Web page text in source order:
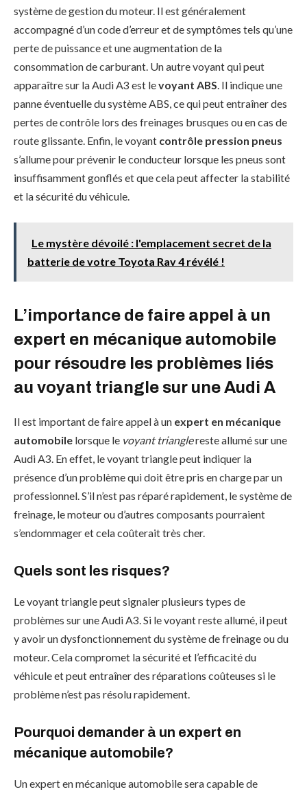
système de gestion du moteur. Il est généralement
accompagné d’un code d’erreur et de symptômes tels qu’une
perte de puissance et une augmentation de la
consommation de carburant. Un autre voyant qui peut
apparaître sur la Audi A3 est levoyant ABS. Il indique une
panne éventuelle du système ABS, ce qui peut entraîner des
pertes de contrôle lors des freinages brusques ou en cas de
route glissante. Enfin, le voyant contrôle pression pneus
s’allume pour prévenir le conducteur lorsque les pneus sont
insuffisamment gonflés et que cela peut affecter la stabilité
et la sécurité du véhicule.
Le mystère dévoilé : l'emplacement secret de la
batterie de votre Toyota Rav 4 révélé !
L’importance de faire appel à un
expert en mécanique automobile
pour résoudre les problèmes liés
au voyant triangle sur une Audi A
Il est important de faire appel à un expert en mécanique
automobile lorsque le voyant trianglereste allumé sur une
Audi A3. En effet, le voyant triangle peut indiquer la
présence d’un problème qui doit être pris en charge par un
professionnel. S’il n’est pas réparé rapidement, le système de
freinage, le moteur ou d’autres composants pourraient
s’endommager et cela coûterait très cher.
Quels sont les risques?
Le voyant triangle peut signaler plusieurs types de
problèmes sur une Audi A3. Si le voyant reste allumé, il peut
y avoir un dysfonctionnement du système de freinage ou du
moteur. Cela compromet la sécurité et l’efficacité du
véhicule et peut entraîner des réparations coûteuses si le
problème n’est pas résolu rapidement.
Pourquoi demander à un expert en
mécanique automobile?
Un expert en mécanique automobile sera capable de